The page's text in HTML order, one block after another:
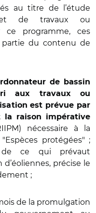
au titre de l’étude
de travaux ou
ce programme, ces
du contenu de
de bassin
aux travaux ou
est prévue par
la raison impérative
nécessaire à la
protégées" ;
de ce qui prévaut
précise le
;
de la promulgation